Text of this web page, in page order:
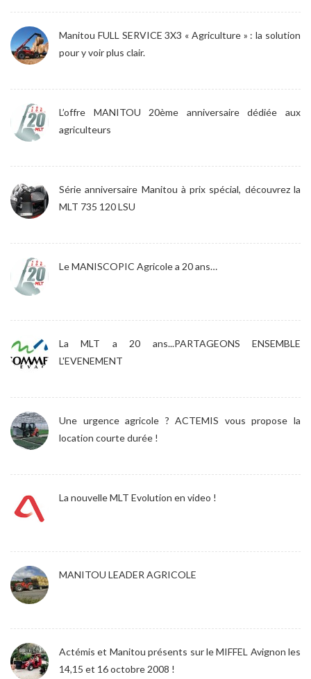
Manitou FULL SERVICE 3X3 « Agriculture » : la solution
pour y voir plus clair.
L’offre MANITOU 20ème anniversaire dédiée aux
agriculteurs
Série anniversaire Manitou à prix spécial, découvrez la
MLT 735 120 LSU
Le MANISCOPIC Agricole a 20 ans…
La MLT a 20 ans...PARTAGEONS ENSEMBLE
L'EVENEMENT
Une urgence agricole ? ACTEMIS vous propose la
location courte durée !
La nouvelle MLT Evolution en video !
MANITOU LEADER AGRICOLE
Actémis et Manitou présents sur le MIFFEL Avignon les
14,15 et 16 octobre 2008 !